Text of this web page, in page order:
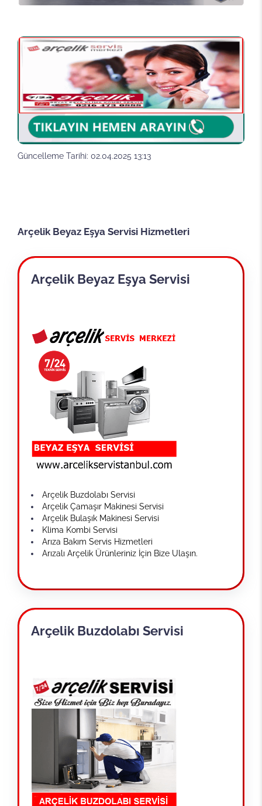
Güncelleme Tarihi: 02.04.2025 13:13
Arçelik Beyaz Eşya Servisi Hizmetleri
Arçelik Beyaz Eşya Servisi
Arçelik Buzdolabı Servisi
Arçelik Çamaşır Makinesi Servisi
Arçelik Bulaşık Makinesi Servisi
Klima Kombi Servisi
Arıza Bakım Servis Hizmetleri
Arızalı Arçelik Ürünleriniz İçin Bize Ulaşın.
Arçelik Buzdolabı Servisi